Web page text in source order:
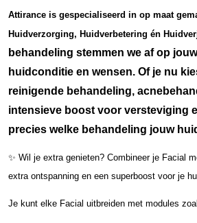
Attirance is gespecialiseerd in op maat
Huidverzorging, Huidverbetering én
behandeling stemmen we af op
huidconditie en wensen. Of je nu
reinigende behandeling,
intensieve boost voor versteviging
precies welke behandeling jouw
✨ Wil je extra genieten? Combineer je Facial
extra ontspanning en een superboost voor je
Je kunt elke Facial uitbreiden met modules